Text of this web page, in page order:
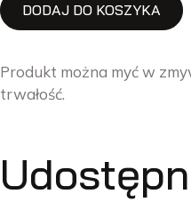
DODAJ DO KOSZYKA
Produkt można myć w
trwałość.